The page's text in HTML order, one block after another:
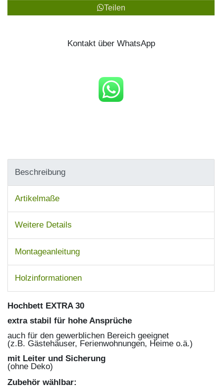
Teilen
Kontakt über WhatsApp
Beschreibung
Artikelmaße
Weitere Details
Montageanleitung
Holzinformationen
Hochbett EXTRA 30
extra stabil für hohe Ansprüche
auch für den gewerblichen Bereich geeignet
(z.B. Gästehäuser, Ferienwohnungen, Heime o.ä.)
mit Leiter und Sicherung
(ohne Deko)
Zubehör wählbar: